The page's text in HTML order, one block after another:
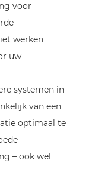
voor
werken
uw
systemen in
van een
optimaal te
– ook wel